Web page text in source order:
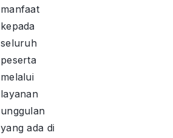
manfaat
kepada
seluruh
peserta
melalui
layanan
unggulan
yang ada di